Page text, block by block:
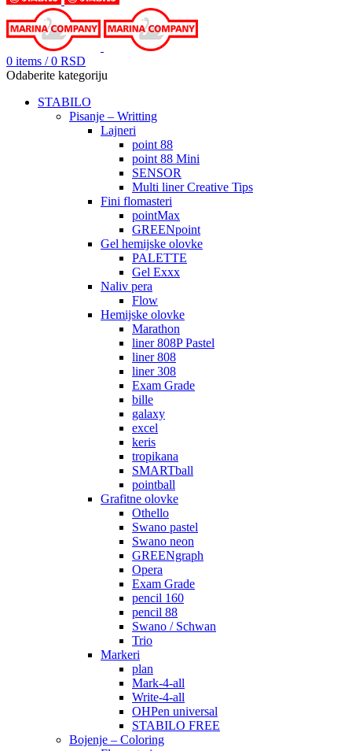
0 items / 0 RSD
Odaberite kategoriju
STABILO
Pisanje – Writting
Lajneri
point 88
point 88 Mini
SENSOR
Multi liner Creative Tips
Fini flomasteri
pointMax
GREENpoint
Gel hemijske olovke
PALETTE
Gel Exxx
Naliv pera
Flow
Hemijske olovke
Marathon
liner 808P Pastel
liner 808
liner 308
Exam Grade
bille
galaxy
excel
keris
tropikana
SMARTball
pointball
Grafitne olovke
Othello
Swano pastel
Swano neon
GREENgraph
Opera
Exam Grade
pencil 160
pencil 88
Swano / Schwan
Trio
Markeri
plan
Mark-4-all
Write-4-all
OHPen universal
STABILO FREE
Bojenje – Coloring